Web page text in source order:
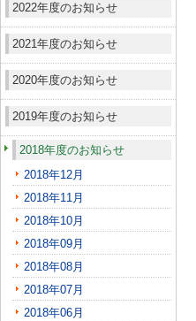
2022年度のお知らせ
2021年度のお知らせ
2020年度のお知らせ
2019年度のお知らせ
2018年度のお知らせ
2018年12月
2018年11月
2018年10月
2018年09月
2018年08月
2018年07月
2018年06月